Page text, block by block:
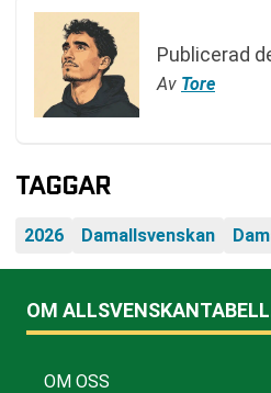
Publicerad
Av Tore
TAGGAR
2026 Damallsvenskan
OM
OM OSS